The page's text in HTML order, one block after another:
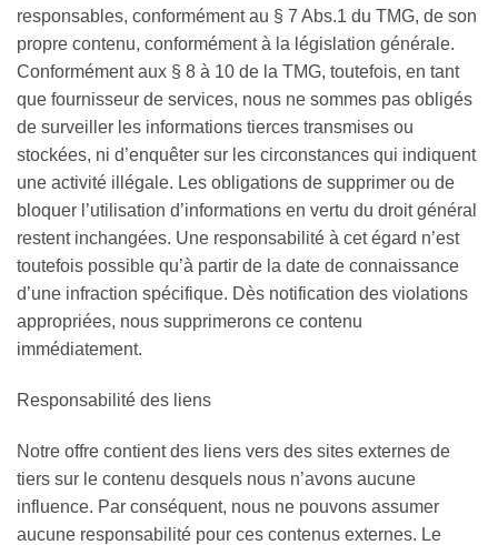
responsables, conformément au § 7 Abs.1 du TMG, de son
propre contenu, conformément à la législation générale.
Conformément aux § 8 à 10 de la TMG, toutefois, en tant
que fournisseur de services, nous ne sommes pas obligés
de surveiller les informations tierces transmises ou
stockées, ni d’enquêter sur les circonstances qui indiquent
une activité illégale. Les obligations de supprimer ou de
bloquer l’utilisation d’informations en vertu du droit général
restent inchangées. Une responsabilité à cet égard n’est
toutefois possible qu’à partir de la date de connaissance
d’une infraction spécifique. Dès notification des violations
appropriées, nous supprimerons ce contenu
immédiatement.
Responsabilité des liens
Notre offre contient des liens vers des sites externes de
tiers sur le contenu desquels nous n’avons aucune
influence. Par conséquent, nous ne pouvons assumer
aucune responsabilité pour ces contenus externes. Le